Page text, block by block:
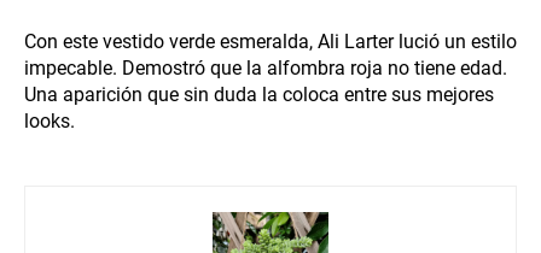
Con este vestido verde esmeralda, Ali Larter lució un estilo
impecable. Demostró que la alfombra roja no tiene edad.
Una aparición que sin duda la coloca entre sus mejores
looks.